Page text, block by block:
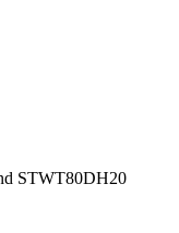
STWT80DH20